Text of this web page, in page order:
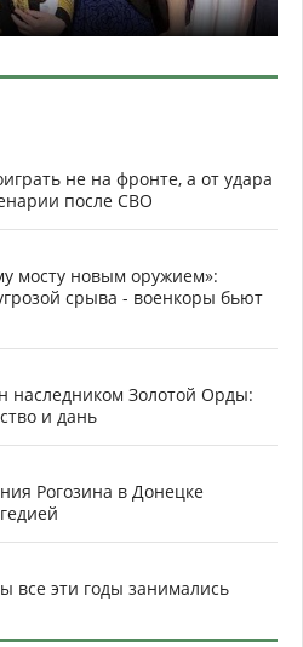
не на фронте, а от удара
после СВО
мосту новым оружием»:
срыва - военкоры бьют
наследником Золотой Орды:
и дань
Рогозина в Донецке
все эти годы занимались